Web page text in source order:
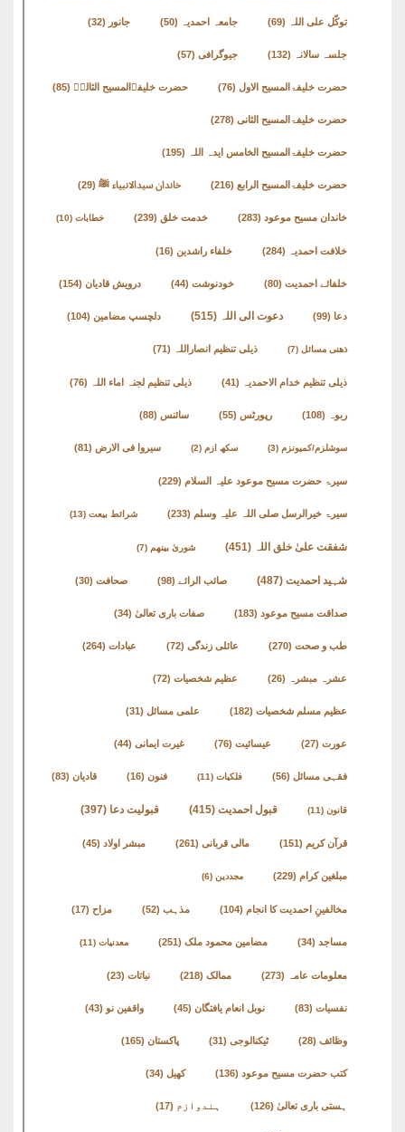
کتب
تعارف
’’پردہ‘‘
English
مِرقاتُ
الیقین
فی
حَیاتِ
نورالدّین
متفرق
کتب
سلسلہ
توکّل علی اللہ (69) جامعہ احمدیہ(50) جانور
جلسہ سالانہ(132) جیوگرافی(57)
حضرت خلیفۃالمسیح الاول(76) حضرت خلیفۃالمسیح الثالثؒ(85)
حضرت خلیفۃالمسیح الثانی(278)
حضرت خلیفۃالمسیح الخامس ایدہ اللہ (195)
حضرت خلیفۃالمسیح الرابع(216) خاندان سیدالانبیاء ﷺ(29)
خاندان مسیح موعود(283) خدمت خلق(239) خطابات
خلافت احمدیہ(284) خلفاء راشدین(16)
خلفائے احمدیت (80) خودنوشت(44) درویش قادیان(154)
دعوت الی اللہ(515) دلچسپ مضامین(104)
ذھنی مسائل(7) ذیلی تنظیم انصاراللہ (71)
ذیلی تنظیم خدام الاحمدیہ(41) ذیلی تنظیم لجنہ اماء اللہ
رپورٹس سائنس
سوشلزم/کمیونزم (3) سکھ ازم سیروا فی الارض(81)
سیرۃ حضرت مسیح موعود علیہ السلام(229)
سیرۃ خیرالرسل صلی اللہ علیہ وسلم(233) شرائط بیعت
شفقت علیٰ خلق اللہ (451) شوریٰ بینھم(7)
شہید احمدیت(487) صائب الرائے(98) صحافت
صداقت مسیح موعود(183) صفات باری تعالیٰ(34)
طب و صحت(270) عائلی زندگی(72) عبادات
عشرہ مبشرہ عظیم شخصیات (72)
عظیم مسلم شخصیات (182) علمی مسائل(31)
عیسائیت (76) غیرت ایمانی (44)
فقہی مسائل(56) فلکیات فنون قادیان
قبول احمدیت(415) قبولیت دعا(397)
قرآن کریم(151) مالی قربانی(261) مبشر اولاد(45)
مبلغین کرام(229) مجددین
مخالفینِ احمدیت کا انجام(104) مذہب مزاح
مضامین محمود ملک(251) معدنیات
معلومات عامہ(273) ممالک نباتات
نوبل انعام یافتگان(45) واقفین نو (43)
ٹیکنالوجی(31) پاکستان
کتب حضرت مسیح موعود(136) کھیل
ہستی باری تعالیٰ(126) ہندوازم (17)